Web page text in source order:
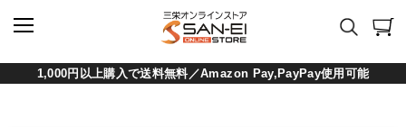
1,000円以上購入で送料無料／Amazon Pay,PayPay使用可能